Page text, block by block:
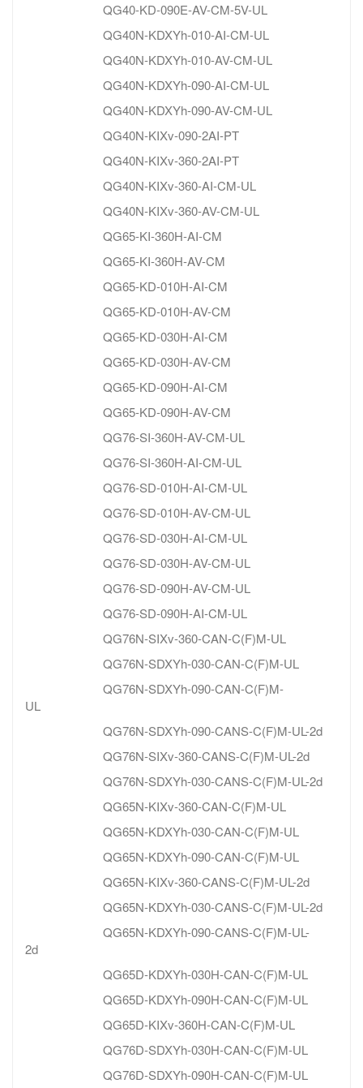
QG40-KD-090E-AV-CM-5V-UL
QG40N-KDXYh-010-AI-CM-UL
QG40N-KDXYh-010-AV-CM-UL
QG40N-KDXYh-090-AI-CM-UL
QG40N-KDXYh-090-AV-CM-UL
QG40N-KIXv-090-2AI-PT
QG40N-KIXv-360-2AI-PT
QG40N-KIXv-360-AI-CM-UL
QG40N-KIXv-360-AV-CM-UL
QG65-KI-360H-AI-CM
QG65-KI-360H-AV-CM
QG65-KD-010H-AI-CM
QG65-KD-010H-AV-CM
QG65-KD-030H-AI-CM
QG65-KD-030H-AV-CM
QG65-KD-090H-AI-CM
QG65-KD-090H-AV-CM
QG76-SI-360H-AV-CM-UL
QG76-SI-360H-AI-CM-UL
QG76-SD-010H-AI-CM-UL
QG76-SD-010H-AV-CM-UL
QG76-SD-030H-AI-CM-UL
QG76-SD-030H-AV-CM-UL
QG76-SD-090H-AV-CM-UL
QG76-SD-090H-AI-CM-UL
QG76N-SIXv-360-CAN-C(F)M-UL
QG76N-SDXYh-030-CAN-C(F)M-UL
QG76N-SDXYh-090-CAN-C(F)M-
UL
QG76N-SDXYh-090-CANS-C(F)M-UL-2d
QG76N-SIXv-360-CANS-C(F)M-UL-2d
QG76N-SDXYh-030-CANS-C(F)M-UL-2d
QG65N-KIXv-360-CAN-C(F)M-UL
QG65N-KDXYh-030-CAN-C(F)M-UL
QG65N-KDXYh-090-CAN-C(F)M-UL
QG65N-KIXv-360-CANS-C(F)M-UL-2d
QG65N-KDXYh-030-CANS-C(F)M-UL-2d
QG65N-KDXYh-090-CANS-C(F)M-UL-
2d
QG65D-KDXYh-030H-CAN-C(F)M-UL
QG65D-KDXYh-090H-CAN-C(F)M-UL
QG65D-KIXv-360H-CAN-C(F)M-UL
QG76D-SDXYh-030H-CAN-C(F)M-UL
QG76D-SDXYh-090H-CAN-C(F)M-UL